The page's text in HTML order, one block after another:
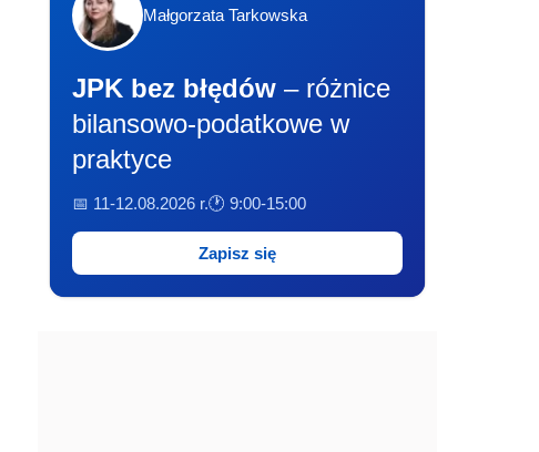
Małgorzata Tarkowska
JPK bez błędów – różnice
bilansowo-podatkowe w
praktyce
📅 11-12.08.2026 r.🕐 9:00-15:00
Zapisz się